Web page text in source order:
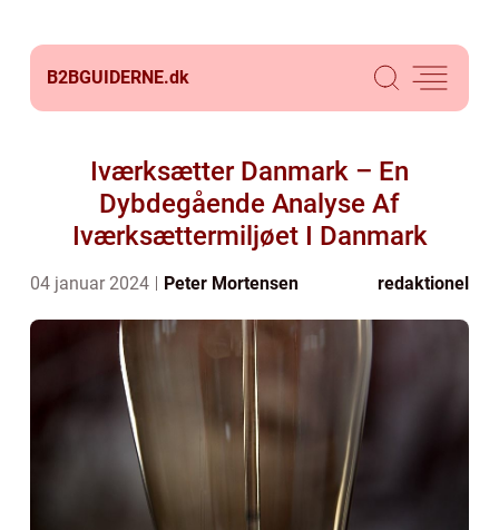
B2BGUIDERNE.dk
Iværksætter Danmark – En
Dybdegående Analyse Af
Iværksættermiljøet I Danmark
04 januar 2024 Peter Mortensen redaktionel